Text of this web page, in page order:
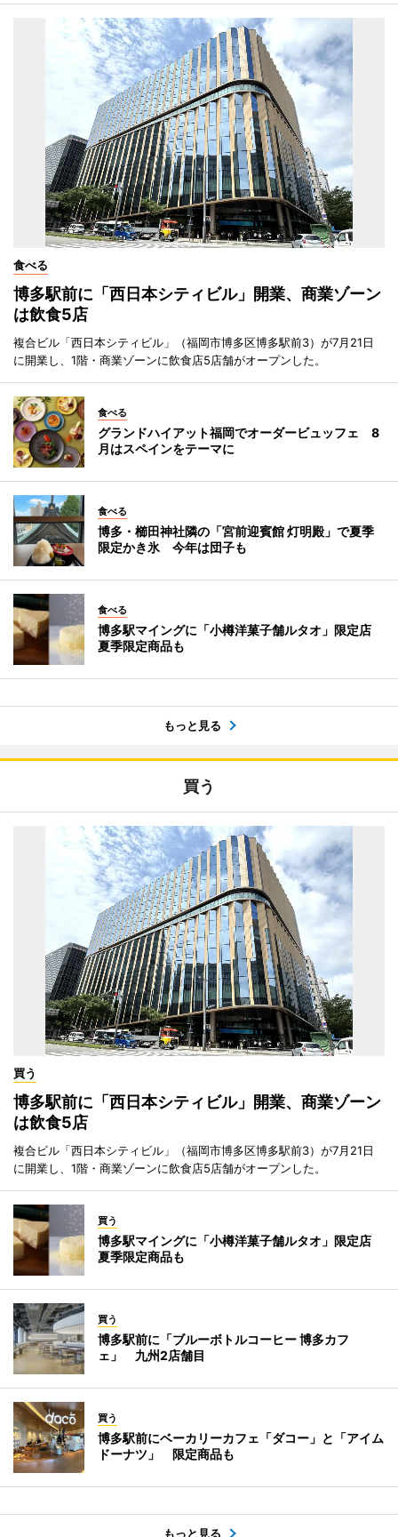
食べる
博多駅前に「西日本シティビル」開業、商業ゾーン
は飲食5店
複合ビル「西日本シティビル」（福岡市博多区博多駅前3）が7月21日
に開業し、1階・商業ゾーンに飲食店5店舗がオープンした。
食べる
グランドハイアット福岡でオーダービュッフェ 8
月はスペインをテーマに
食べる
博多・櫛田神社隣の「宮前迎賓館 灯明殿」で夏季
限定かき氷 今年は団子も
食べる
博多駅マイングに「小樽洋菓子舗ルタオ」限定店
夏季限定商品も
もっと見る
買う
買う
博多駅前に「西日本シティビル」開業、商業ゾーン
は飲食5店
複合ビル「西日本シティビル」（福岡市博多区博多駅前3）が7月21日
に開業し、1階・商業ゾーンに飲食店5店舗がオープンした。
買う
博多駅マイングに「小樽洋菓子舗ルタオ」限定店
夏季限定商品も
買う
博多駅前に「ブルーボトルコーヒー 博多カフ
ェ」 九州2店舗目
買う
博多駅前にベーカリーカフェ「ダコー」と「アイム
ドーナツ」 限定商品も
もっと見る